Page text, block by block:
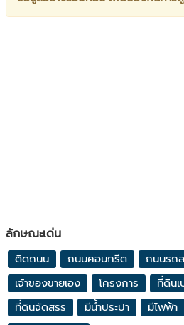
ลักษณะเด่น
ติดถนน ถนนคอนกรีต ถนนรถ
เจ้าของขายเอง โครงการ ที่ดินเ
ที่ดินจัดสรร มีน้ำประปา มีไฟฟ้า